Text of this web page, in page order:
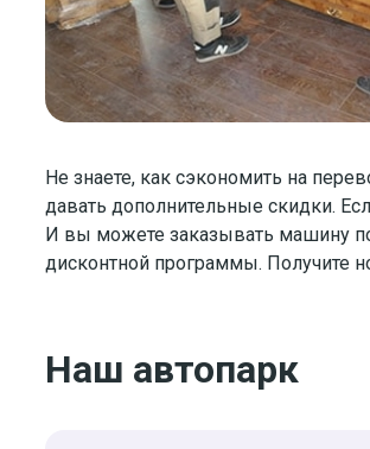
Не знаете, как сэкономить на
давать дополнительные скидки.
И вы можете заказывать машину
дисконтной программы. Получите
Наш автопарк